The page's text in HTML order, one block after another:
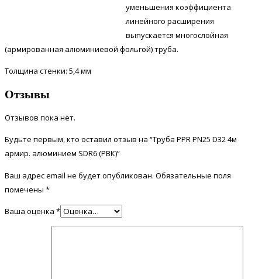
уменьшения коэффициента
линейного расширения
выпускается многослойная
(армированная алюминиевой фольгой) труба.
Толщина стенки: 5,4 мм
Отзывы
Отзывов пока нет.
Будьте первым, кто оставил отзыв на “Труба PPR PN25 D32 4м
армир. алюминием SDR6 (РВК)”
Ваш адрес email не будет опубликован. Обязательные поля
помечены *
Ваша оценка *